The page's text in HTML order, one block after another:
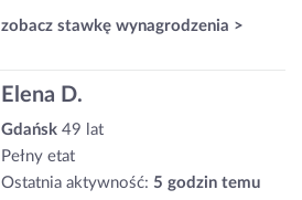
zobacz stawkę wynagrodzenia >
Elena D.
Gdańsk 49 lat
Pełny etat
Ostatnia aktywność: 5 godzin temu